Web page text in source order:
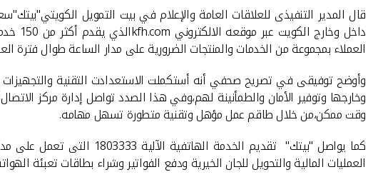
قال المدير التنفيذى للعلاقات العامة والإعلام في بيت التمويل
داخل وخارج الكويت عبر موقعه الالكتروني kfh.com
العملاء بمجموعة من الخدمات والمنتجات الضرورية على مدار الساعة طوال فترة
وأوضح توفيقى في تصريح صحفي أنه أستكملت الاستعدادت التقنية
وخارجها وتوفير الأمان والطمأنينة لهم،وفي هذا الصدد تواصل إدارة مركز
وقت ممكن،من خلال طاقم عمل مؤهل وتقنية متطورة تسهل مهامه.
كما يواصل "بيتك" تقديم
العمليات المالية والتحويل للجان الخيرية ودفع الفواتير وشراء بطاقات تعبئة